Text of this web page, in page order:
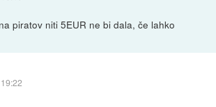
piratov niti 5EUR ne bi dala, če lahko